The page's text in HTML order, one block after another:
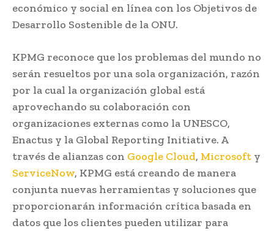
económico y social en línea con los Objetivos de
Desarrollo Sostenible de la ONU.
KPMG reconoce que los problemas del mundo no
serán resueltos por una sola organización, razón
por la cual la organización global está
aprovechando su colaboración con
organizaciones externas como la UNESCO,
Enactus y la Global Reporting Initiative. A
través de alianzas con Google Cloud, Microsoft y
ServiceNow, KPMG está creando de manera
conjunta nuevas herramientas y soluciones que
proporcionarán información crítica basada en
datos que los clientes pueden utilizar para